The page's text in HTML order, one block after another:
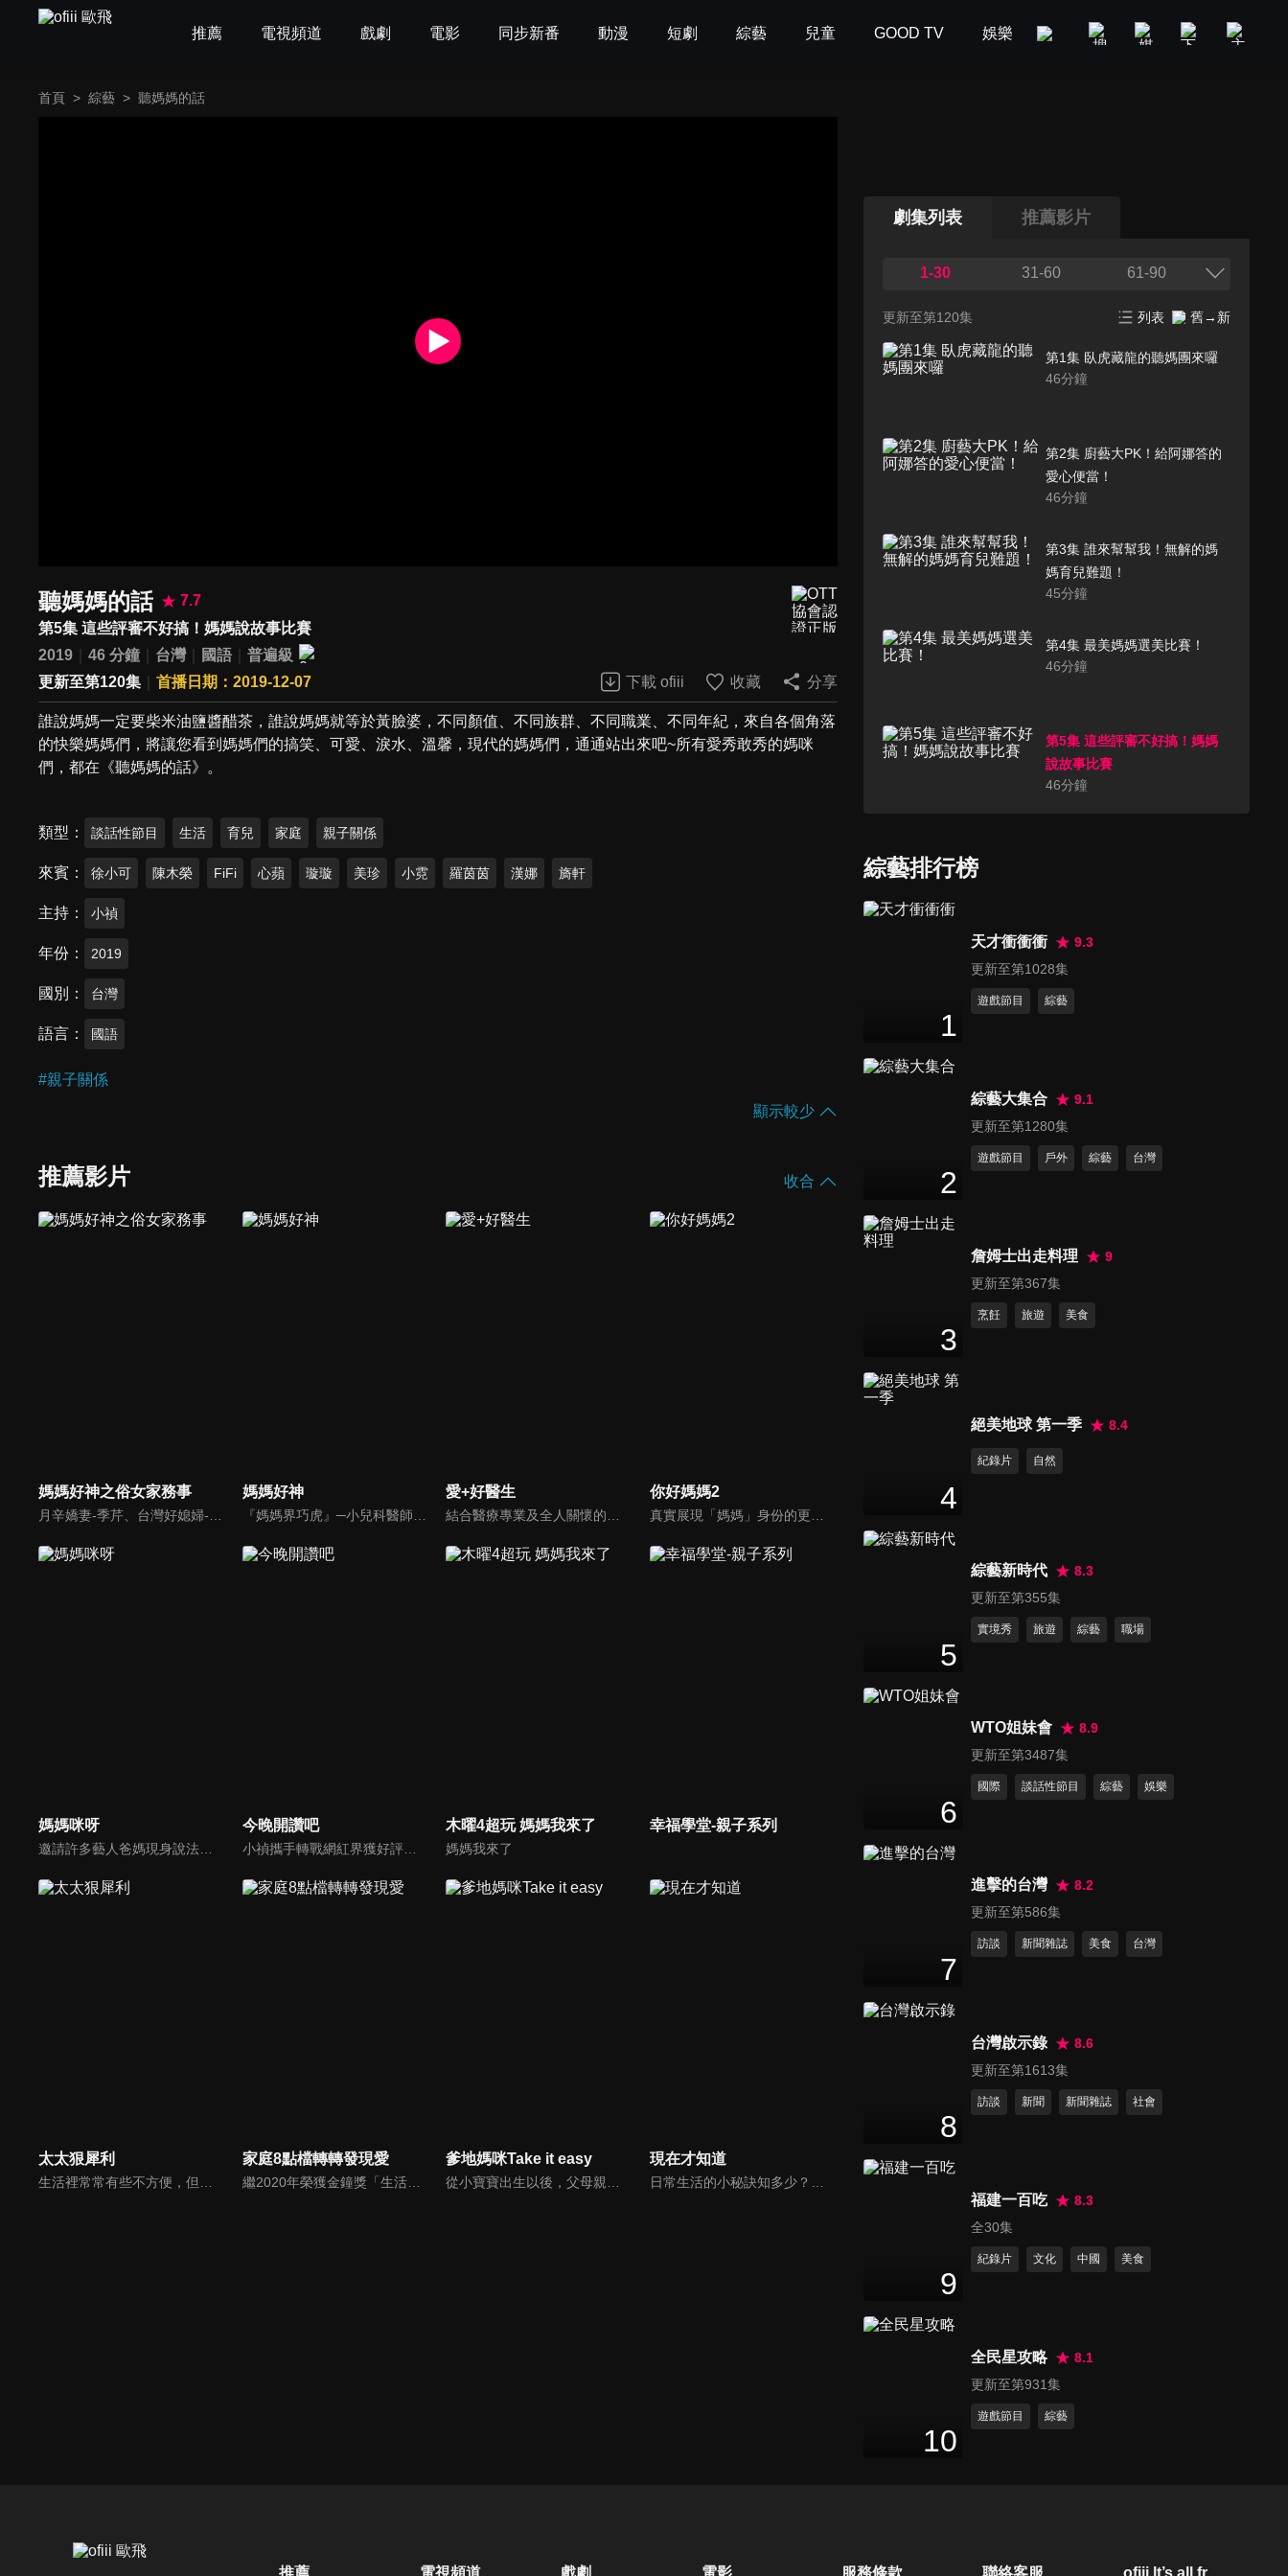
推薦 電視頻道 戲劇 電影 同步新番 動漫 短劇 綜藝 兒童 GOOD TV 娛樂 美食旅遊 新聞政論
首頁 > 綜藝 > 聽媽媽的話
聽媽媽的話
7.7
第5集 這些評審不好搞！媽媽說故事比賽
2019
46 分鐘 台灣 國語
普遍級
更新至第120集
首播日期：2019-12-07 下載 ofiii 收藏 分享
誰說媽媽一定要柴米油鹽醬醋茶，誰說媽媽就等於黃臉婆，不同顏值、不同族群、不同職業、不同年紀，來自各個角落
的快樂媽媽們，將讓您看到媽媽們的搞笑、可愛、淚水、溫馨，現代的媽媽們，通通站出來吧~所有愛秀敢秀的媽咪
們，都在《聽媽媽的話》。
類型 談話性節目 生活 育兒 家庭 親子關係
來賓 徐小可 陳木榮 FiFi 心蘋 璇璇 美珍 小霓 羅茵茵 漢娜 旖軒
主持 小禎
年份 2019
國別 台灣
語言 國語
#親子關係
顯示較少
推薦影片 收合
媽媽好神之俗女家務事 媽媽好神 愛+好醫生 你好媽媽2
媽媽咪呀 今晚開讚吧
小禎攜手轉戰網紅界獲好評的羅時豐主持綜藝節目《今晚開讚吧》，節目嘗試創新互動式節目，帶動討論時事及創新的議題，打破傳統的談話模式，進而更貼近網路群眾。
木曜4超玩 媽媽我來了
媽媽我來了
幸福學堂-親子系列
太太狠犀利
生活裡常常有些不方便，但其實只要有一些小創意，就會讓生活變得更有趣，就讓美食達人焦志方與生活玩家巴鈺帶領專家們，告訴大家最即時、最便利、最實用的解決之道！
家庭8點檔轉轉發現愛
繼2020年榮獲金鐘獎「生活風格節目主持人獎」，2021年再度入圍，從真理出發的家庭談話性節目，針對現代婚姻家庭議題讓您輕鬆掌握關注方向。
爹地媽咪Take it easy
從小寶寶出生以後，父母親就該使承受各種各樣的壓力。小寶寶的健康，教育費的負擔，乃至於社會跟親友的期許，都讓父母整日擔憂。本集節目還邀請台北醫院大學附設醫院的臨床心理師黃意霖，提供紓解壓力的方法。
現在才知道
日常生活的小秘訣知多少？由理財專家賴憲政、美麗人妻季芹，用貼近民心的實際案例、最新時事的話題來分析研討，讓你了解生活中的理財消費、民生、旅遊等問題。
劇集列表 推薦影片
1-30 31-60 61-90
更新至第120集 列表 舊→新
第1集 臥虎藏龍的聽媽團來囉
46分鐘
第2集 廚藝大PK！給阿娜答的
愛心便當！
46分鐘
第3集 誰來幫幫我！無解的媽
媽育兒難題！
45分鐘
第4集 最美媽媽選美比賽！
46分鐘
第5集 這些評審不好搞！媽媽
說故事比賽
46分鐘
第7集 北部媽媽vs.中部媽媽 生
47分鐘
第9集 當媽之後系列-媽咪包包
46 分鐘
47分鐘
第11集 聽媽團的家庭財務規劃
46
分鐘
第14集 今天沒有老公跟孩子！
聽媽團的閨蜜旅行計劃！
300回沒在怕！
第16集 誰說媽媽=黃臉婆！在
第17集 大孩子也想聽故事！好
媳婦說故事大賽！
47
第19集 孩子回娘家高興顧！聽
媽團秘密之夜！
帶孫你放心嗎？！
第22集 望子成龍望女成鳳！對
孩子未來的期許！
47分鐘
綜藝排行榜
1
天才衝衝衝
9.3
更新至第1028集
遊戲節目 綜藝
2
綜藝大集合
9.1
更新至第1280集
遊戲節目 戶外 綜藝 台灣
3
詹姆士出走料理
9
更新至第367集
烹飪 旅遊 美食
4
絕美地球 第一季 8.4
紀錄片 自然
5
綜藝新時代
8.3
更新至第355集
實境秀 旅遊 綜藝 職場
6
WTO姐妹會
8.9
更新至第3487集
國際 談話性節目 綜藝 娛樂
7
進擊的台灣
8.2
更新至第586集
訪談 新聞雜誌 美食 台灣
8
台灣啟示錄
8.6
更新至第1613集
訪談 新聞 新聞雜誌 社會
9
福建一百吃
8.3
全30集
紀錄片 文化 中國 美食
10
全民星攻略
8.1
更新至第931集
遊戲節目 綜藝
推薦 電視頻道 戲劇 電影 服務條款 聯絡客服